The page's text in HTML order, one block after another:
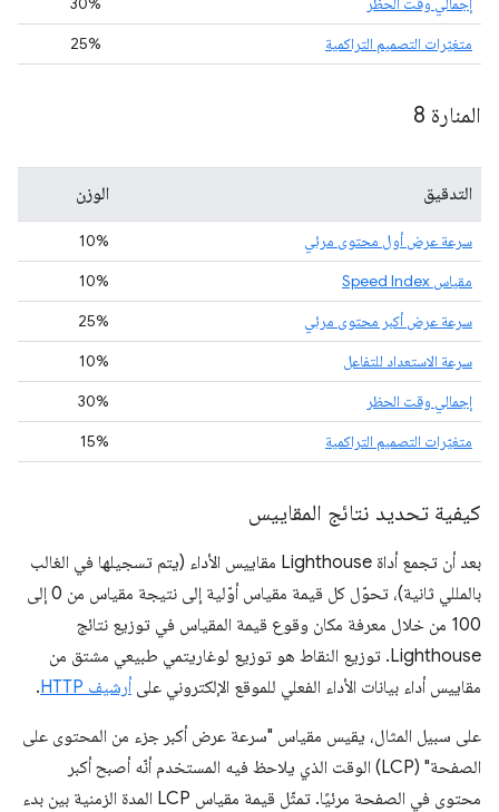
متغيّرات التصميم التراكمية
25%
المنارة 8
التدقيق الوزن
سرعة عرض أول محتوى مرئي
10%
مقياس Speed Index
10%
سرعة عرض أكبر محتوى مرئي
25%
سرعة الاستعداد للتفاعل
10%
إجمالي وقت الحظر
30%
متغيّرات التصميم التراكمية
15%
كيفية تحديد نتائج المقاييس
بعد أن تجمع أداة Lighthouse مقاييس الأداء (يتم تسجيلها في الغالب
بالمللي ثانية)، تحوّل كل قيمة مقياس أوّلية إلى نتيجة مقياس من 0 إلى
100 من خلال معرفة مكان وقوع قيمة المقياس في توزيع نتائج
Lighthouse. توزيع النقاط هو توزيع لوغاريتمي طبيعي مشتق من
مقاييس أداء بيانات الأداء الفعلي للموقع الإلكتروني على أرشيف HTTP .
على سبيل المثال، يقيس مقياس "سرعة عرض أكبر جزء من المحتوى على
الصفحة" (LCP) الوقت الذي يلاحظ فيه المستخدم أنّه أصبح أكبر
محتوى في الصفحة مرئيًا. تمثّل قيمة مقياس LCP المدة الزمنية بين بدء